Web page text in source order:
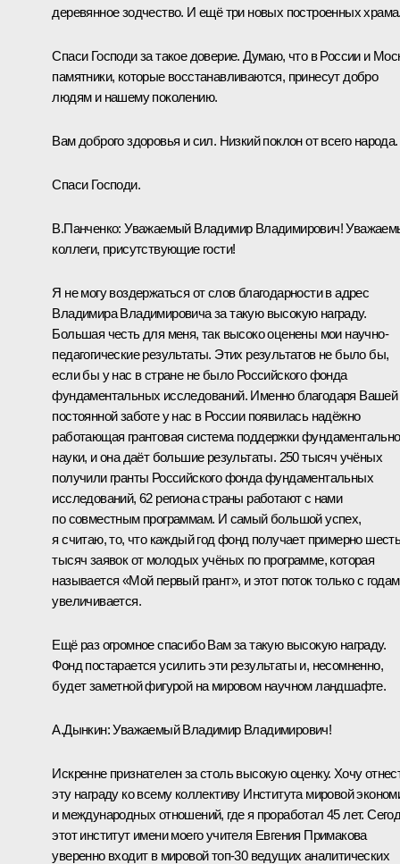
деревянное зодчество. И ещё три новых построенных
Спаси Господи за такое доверие. Думаю, что в России и
памятники, которые восстанавливаются, принесут добро
людям и нашему поколению.
Вам доброго здоровья и сил. Низкий поклон от всего народа.
Спаси Господи.
В.Панченко: Уважаемый Владимир Владимирович!
коллеги, присутствующие гости!
Я не могу воздержаться от слов благодарности в адрес
Владимира Владимировича за такую высокую награду.
Большая честь для меня, так высоко оценены мои научно-
педагогические результаты. Этих результатов не было бы,
если бы у нас в стране не было Российского фонда
фундаментальных исследований. Именно благодаря Вашей
постоянной заботе у нас в России появилась надёжно
работающая грантовая система поддержки
науки, и она даёт большие результаты. 250 тысяч учёных
получили гранты Российского фонда фундаментальных
исследований, 62 региона страны работают с нами
по совместным программам. И самый большой успех,
я считаю, то, что каждый год фонд получает примерно
тысяч заявок от молодых учёных по программе, которая
называется «Мой первый грант», и этот поток только с
увеличивается.
Ещё раз огромное спасибо Вам за такую высокую награду.
Фонд постарается усилить эти результаты и, несомненно,
будет заметной фигурой на мировом научном ландшафте.
А.Дынкин: Уважаемый Владимир Владимирович!
Искренне признателен за столь высокую оценку. Хочу
эту награду ко всему коллективу Института мировой
и международных отношений, где я проработал 45 лет.
этот институт имени моего учителя Евгения Примакова
уверенно входит в мировой топ‑30 ведущих аналитических